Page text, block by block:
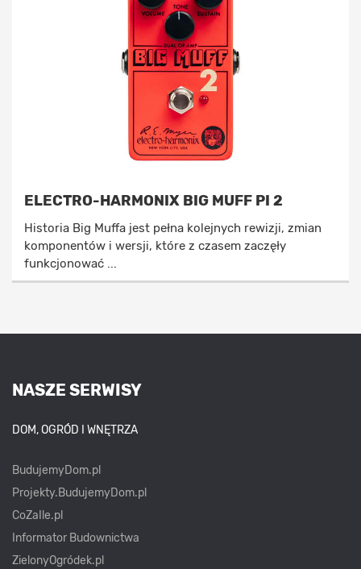
ELECTRO-HARMONIX BIG MUFF PI 2
Historia Big Muffa jest pełna kolejnych rewizji, zmian
komponentów i wersji, które z czasem zaczęły
funkcjonować ...
NASZE SERWISY
DOM, OGRÓD I WNĘTRZA
BudujemyDom.pl
Projekty.BudujemyDom.pl
CoZaIle.pl
Informator Budownictwa
ZielonyOgródek.pl